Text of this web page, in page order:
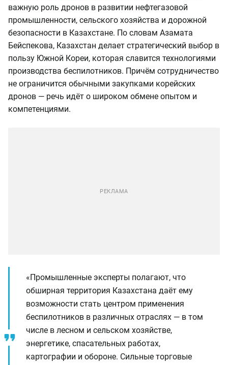
важную роль дронов в развитии нефтегазовой
промышленности, сельского хозяйства и дорожной
безопасности в Казахстане. По словам Азамата
Бейспекова, Казахстан делает стратегический выбор в
пользу Южной Кореи, которая славится технологиями
производства беспилотников. Причём сотрудничество
не ограничится обычными закупками корейских
дронов — речь идёт о широком обмене опытом и
компетенциями.
«Промышленные эксперты полагают, что
обширная территория Казахстана даёт ему
возможности стать центром применения
беспилотников в различных отраслях — в том
числе в лесном и сельском хозяйстве,
энергетике, спасательных работах,
картографии и обороне. Сильные торговые